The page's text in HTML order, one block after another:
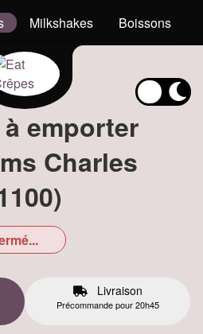
Milkshakes Boissons
emporter
Charles
Livraison
Précommande pour 20h45